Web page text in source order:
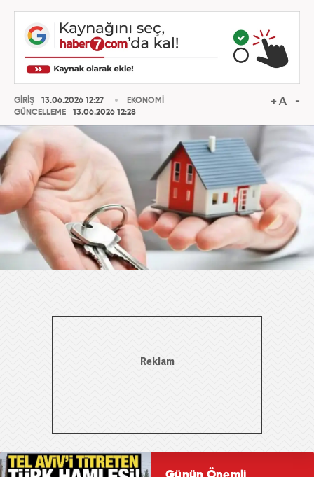
GİRİŞ
13.06.2026 12:27
GÜNCELLEME
13.06.2026 12:28
EKONOMİ